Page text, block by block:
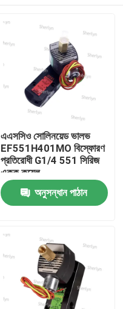
এএসসিও সোলিনয়েড ভালভ
EF551H401MO বিস্ফোরণ
প্রতিরোধী G1/4 551 সিরিজ
একক কয়েল
অনুসন্ধান পাঠান